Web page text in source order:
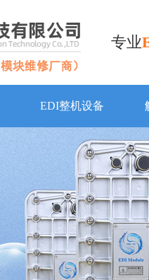
专业
EDI整机设备